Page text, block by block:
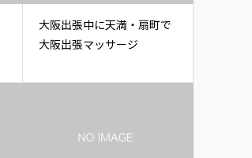
大阪出張中に天満・扇町で
大阪出張マッサージ